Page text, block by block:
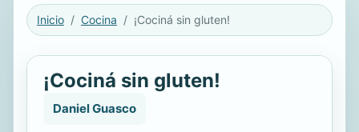
Inicio Cocina ¡Cociná sin gluten!
¡Cociná sin gluten!
Daniel Guasco